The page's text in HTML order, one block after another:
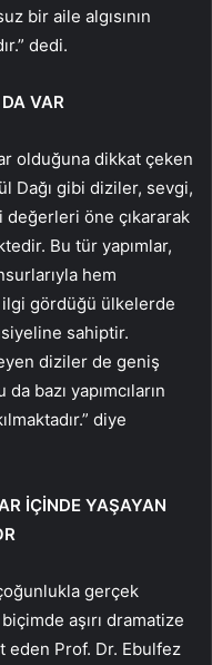
bir aile algısının
dedi.
VAR
olduğuna dikkat çeken
Dağı gibi diziler, sevgi,
değerleri öne çıkararak
Bu tür yapımlar,
hem
gördüğü ülkelerde
sahiptir.
diziler de geniş
bazı yapımcıların
diye
İÇİNDE YAŞAYAN
gerçek
aşırı dramatize
Prof. Dr. Ebulfez